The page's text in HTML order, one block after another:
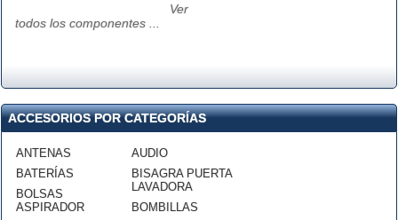
Ver
todos los componentes ...
ACCESORIOS POR CATEGORÍAS
ANTENAS
BATERÍAS
BOLSAS
ASPIRADOR
AUDIO
BISAGRA PUERTA
LAVADORA
BOMBILLAS